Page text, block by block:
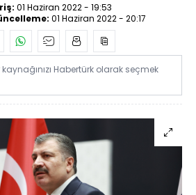
01 Haziran 2022 - 19:53
01 Haziran 2022 - 20:17
Habertürk olarak seçmek